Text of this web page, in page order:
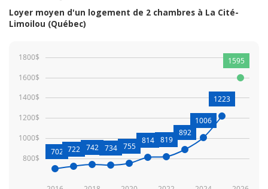
Loyer moyen d'un logement de 2 chambres à La Cité-
Limoilou (Québec)
800$
1000$
1200$
1400$
1600$
1800$
702 722 742 734 755
814 819
892
1006
1223
1595